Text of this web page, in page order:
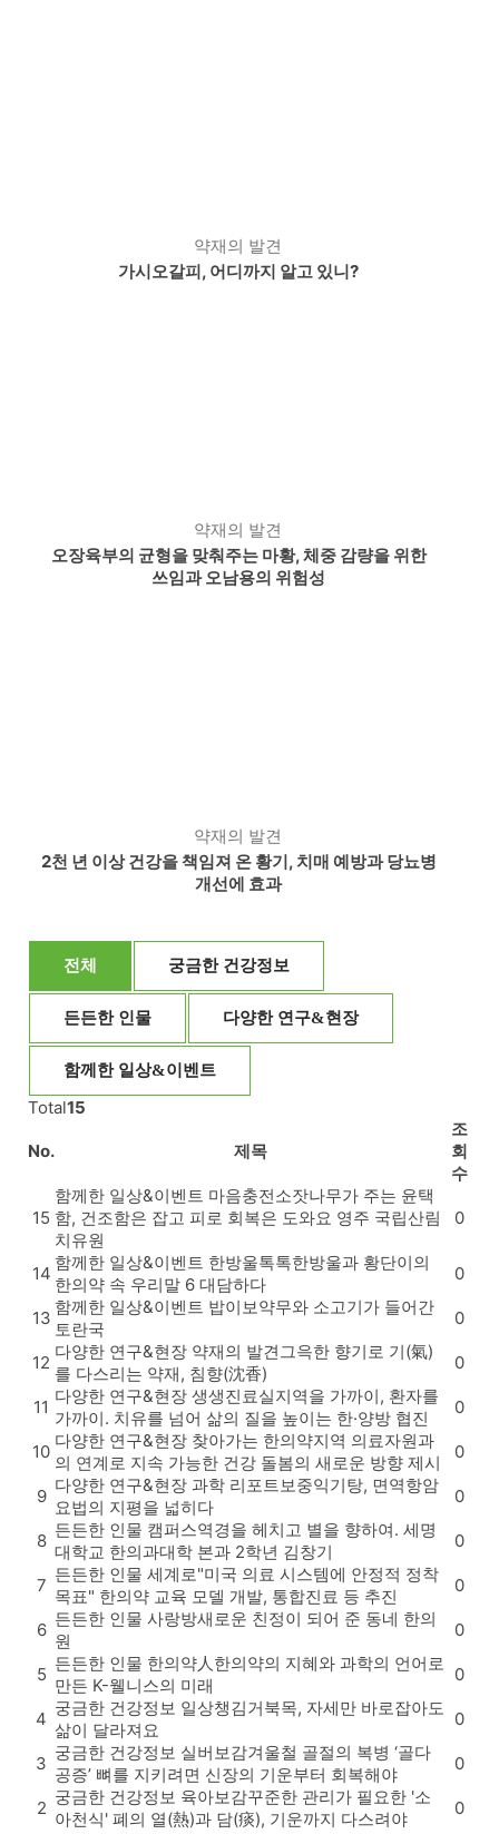
약재의 발견
가시오갈피, 어디까지 알고 있니?
약재의 발견
오장육부의 균형을 맞춰주는 마황, 체중 감량을 위한
쓰임과 오남용의 위험성
약재의 발견
2천 년 이상 건강을 책임져 온 황기, 치매 예방과 당뇨병
개선에 효과
전체 궁금한 건강정보
든든한 인물 다양한 연구&현장
함께한 일상&이벤트
Total15
No. 제목
조
회
수
15
함께한 일상&이벤트 마음충전소잣나무가 주는 윤택
함, 건조함은 잡고 피로 회복은 도와요 영주 국립산림
치유원
0
14
함께한 일상&이벤트 한방울톡톡한방울과 황단이의
한의약 속 우리말 6 대담하다
0
13
함께한 일상&이벤트 밥이보약무와 소고기가 들어간
토란국
0
12
다양한 연구&현장 약재의 발견그윽한 향기로 기(氣)
를 다스리는 약재, 침향(沈香)
0
11
다양한 연구&현장 생생진료실지역을 가까이, 환자를
가까이. 치유를 넘어 삶의 질을 높이는 한·양방 협진
0
10
다양한 연구&현장 찾아가는 한의약지역 의료자원과
의 연계로 지속 가능한 건강 돌봄의 새로운 방향 제시
0
9
다양한 연구&현장 과학 리포트보중익기탕, 면역항암
요법의 지평을 넓히다
0
8
든든한 인물 캠퍼스역경을 헤치고 별을 향하여. 세명
대학교 한의과대학 본과 2학년 김창기
0
7
든든한 인물 세계로"미국 의료 시스템에 안정적 정착
목표" 한의약 교육 모델 개발, 통합진료 등 추진
0
6
든든한 인물 사랑방새로운 친정이 되어 준 동네 한의
원
0
5
든든한 인물 한의약人한의약의 지혜와 과학의 언어로
만든 K-웰니스의 미래
0
4
궁금한 건강정보 일상챙김거북목, 자세만 바로잡아도
삶이 달라져요
0
3
궁금한 건강정보 실버보감겨울철 골절의 복병 ‘골다
공증’ 뼈를 지키려면 신장의 기운부터 회복해야
0
2
궁금한 건강정보 육아보감꾸준한 관리가 필요한 '소
아천식' 폐의 열(熱)과 담(痰), 기운까지 다스려야
0